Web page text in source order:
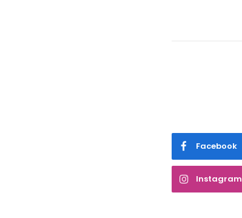
Facebook
Instagram